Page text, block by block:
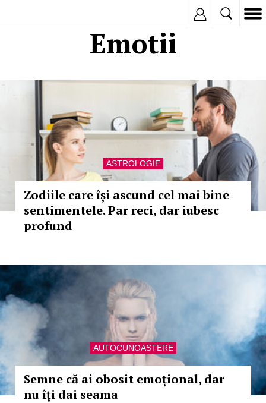
Emotii
ASTROLOGIE
Zodiile care își ascund cel mai bine
sentimentele. Par reci, dar iubesc
profund
AUTOCUNOASTERE
Semne că ai obosit emoțional, dar
nu îți dai seama